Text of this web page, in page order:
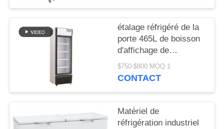
PLAN
DU
PRIVACY
POLICY
étalage réfrigéré de la
porte 465L de boisson
d'affichage de
supermarché droit en
verre de refroidisseur
$750-$800 MOQ:1
CONTACT
Matériel de
réfrigération industriel